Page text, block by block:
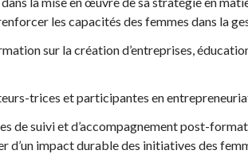
les capacités des femmes dans la
sur la création d’entreprises,
trices et participantes en
de suivi et d’accompagnement post-
d’un impact durable des initiatives des